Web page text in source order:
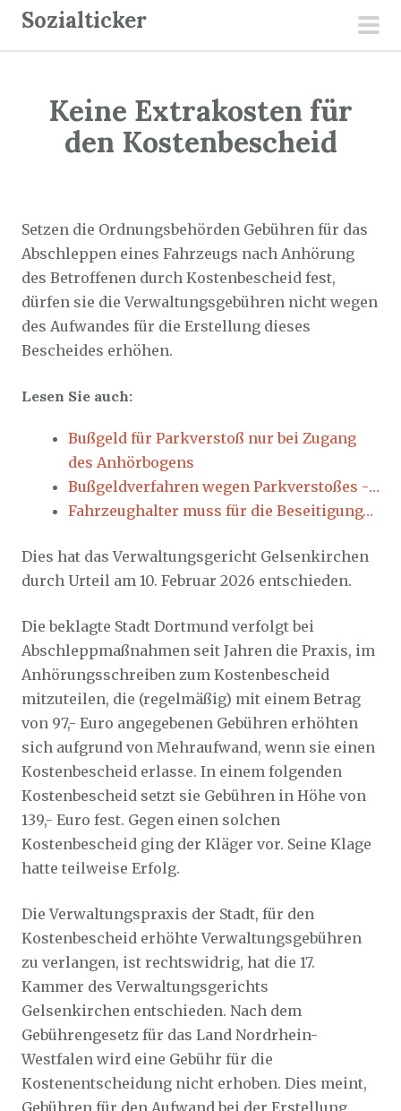
Sozialticker
Keine Extrakosten für
den Kostenbescheid
Setzen die Ordnungsbehörden Gebühren für das
Abschleppen eines Fahrzeugs nach Anhörung
des Betroffenen durch Kostenbescheid fest,
dürfen sie die Verwaltungsgebühren nicht wegen
des Aufwandes für die Erstellung dieses
Bescheides erhöhen.
Lesen Sie auch:
Bußgeld für Parkverstoß nur bei Zugang
des Anhörbogens
Bußgeldverfahren wegen Parkverstoßes -…
Fahrzeughalter muss für die Beseitigung…
Dies hat das Verwaltungsgericht Gelsenkirchen
durch Urteil am 10. Februar 2026 entschieden.
Die beklagte Stadt Dortmund verfolgt bei
Abschleppmaßnahmen seit Jahren die Praxis, im
Anhörungsschreiben zum Kostenbescheid
mitzuteilen, die (regelmäßig) mit einem Betrag
von 97,- Euro angegebenen Gebühren erhöhten
sich aufgrund von Mehraufwand, wenn sie einen
Kostenbescheid erlasse. In einem folgenden
Kostenbescheid setzt sie Gebühren in Höhe von
139,- Euro fest. Gegen einen solchen
Kostenbescheid ging der Kläger vor. Seine Klage
hatte teilweise Erfolg.
Die Verwaltungspraxis der Stadt, für den
Kostenbescheid erhöhte Verwaltungsgebühren
zu verlangen, ist rechtswidrig, hat die 17.
Kammer des Verwaltungsgerichts
Gelsenkirchen entschieden. Nach dem
Gebührengesetz für das Land Nordrhein-
Westfalen wird eine Gebühr für die
Kostenentscheidung nicht erhoben. Dies meint,
Gebühren für den Aufwand bei der Erstellung